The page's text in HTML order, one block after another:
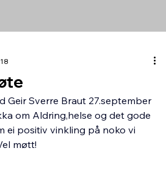
Geir Sverre Braut 27.september
om Aldring,helse og det gode
ei positiv vinkling på noko vi
møtt!